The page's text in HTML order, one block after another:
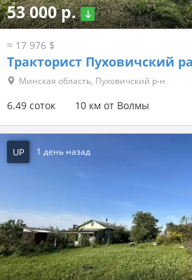
53 000 р.
≈ 17 976 $
Тракторист Пуховичский
Минская область, Пуховичский р-н
6.49 соток 10 км от Волмы
UP 1 день назад